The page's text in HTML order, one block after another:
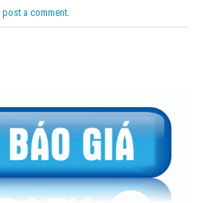
post a comment